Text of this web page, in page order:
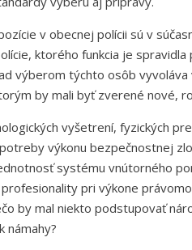
v obecnej polícii sú v
ktorého funkcia je
výberom týchto osôb
by mali byť zverené nové,
vyšetrení, fyzických
výkonu bezpečnostnej
systému vnútorného
pri výkone
by mal niekto podstupovať
námahy?